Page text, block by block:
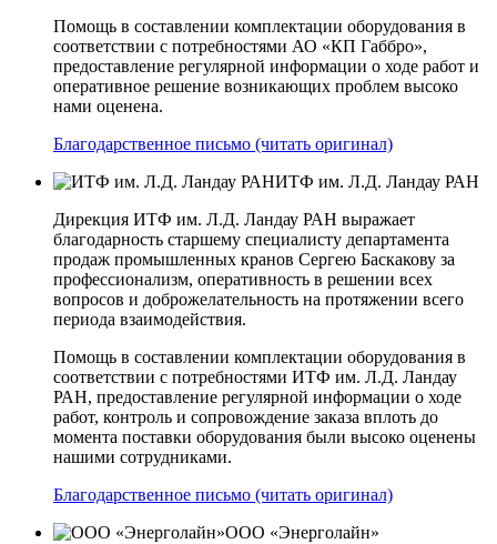
Помощь в составлении комплектации оборудования в
соответствии с потребностями АО «КП­ Габбро»,
предоставление регулярной информации о ходе работ и
оперативное решение возникающих проблем высоко
нами оценена.
Благодарственное письмо (читать оригинал)
ИТФ им. Л.Д. Ландау РАН
Дирекция ИТФ им. Л.Д. Ландау РАН выражает
благодарность старшему специалисту департамента
продаж промышленных кранов Сергею Баскакову за
профессионализм, оперативность в решении всех
вопросов и доброжелательность на протяжении всего
периода взаимодействия.
Помощь в составлении комплектации оборудования в
соответствии с потребностями ИТФ им. Л.Д. Ландау
РАН, предоставление регулярной информации о ходе
работ, контроль и сопровождение заказа вплоть до
момента поставки оборудования были высоко оценены
нашими сотрудниками.
Благодарственное письмо (читать оригинал)
ООО «Энерголайн»